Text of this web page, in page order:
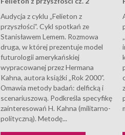
Audycja z cyklu „Felieton z
przyszłości”. Cykl spotkań ze
Stanisławem Lemem. Rozmowa
druga, w której prezentuje model
futurologii amerykańskiej
wypracowanej przez Hermana
Kahna, autora książki „Rok 2000”.
Omawia metody badań: delficką i
scenariuszową. Podkreśla specyfikę
zainteresowań H. Kahna (militarno-
polityczną). Metodę...